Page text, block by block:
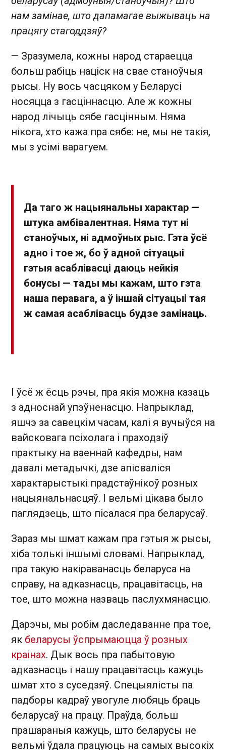
нам замінае, што дапамагае выжываць на
працягу стагоддзяў?
— Зразумела, кожны народ стараецца
больш рабіць націск на свае станоўчыя
рысы. Ну вось часцяком у Беларусі
носяцца з гасціннасцю. Але ж кожны
народ лічыць сябе гасцінным. Няма
нікога, хто кажа пра сябе: не, мы не такія,
мы з усімі варагуем.
Да таго ж нацыянальны характар —
штука амбівалентная. Няма тут ні
станоўчых, ні адмоўных рыс. Гэта ўсё
адно і тое ж, бо ў адной сітуацыі
гэтыя асаблівасці даюць нейкія
бонусы — тады мы кажам, што гэта
наша перавага, а ў іншай сітуацыі тая
ж самая асаблівасць будзе замінаць.
І ўсё ж ёсць рэчы, пра якія можна казаць
з адноснай упэўненасцю. Напрыклад,
яшчэ за савецкім часам, калі я вучыўся на
вайсковага псіхолага і праходзіў
практыку на ваеннай кафедры, нам
давалі метадычкі, дзе апісваліся
характарыстыкі прадстаўнікоў розных
нацыянальнасцяў. І вельмі цікава было
паглядзець, што пісалася пра беларусаў.
Зараз мы шмат кажам пра гэтыя ж рысы,
хіба толькі іншымі словамі. Напрыклад,
пра такую накіраванасць беларуса на
справу, на адказнасць, працавітасць, на
тое, што можна назваць паслухмянасцю.
Дарэчы, мы робім даследаванне пра тое,
як беларусы ўспрымаюцца ў розных
краінах. Дык вось пра пабытовую
адказнасць і нашу працавітасць кажуць
шмат хто з суседзяў. Спецыялісты па
падборы кадраў увогуле любяць браць
беларусаў на працу. Праўда, больш
прашараныя кажуць, што беларусы не
вельмі ўдала працуюць на самых высокіх